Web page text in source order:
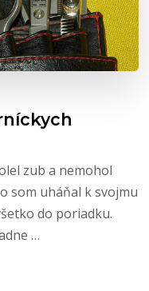
zub a nemohol
som uháňal k svojmu
do poriadku.
…